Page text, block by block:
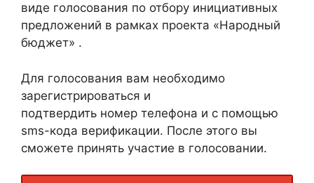
виде голосования по отбору инициативных
предложений в рамках проекта «Народный
бюджет» .
Для голосования вам необходимо
зарегистрироваться и
подтвердить номер телефона и с помощью
sms-кода верификации. После этого вы
сможете принять участие в голосовании.